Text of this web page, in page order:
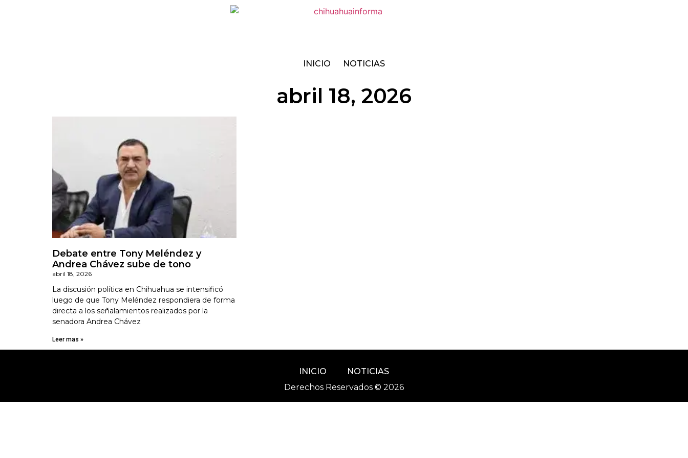
INICIO NOTICIAS
abril 18, 2026
Debate entre Tony Meléndez y
Andrea Chávez sube de tono
abril 18, 2026
La discusión política en Chihuahua se intensificó
luego de que Tony Meléndez respondiera de forma
directa a los señalamientos realizados por la
senadora Andrea Chávez
Leer mas »
INICIO
NOTICIAS
Derechos Reservados © 2026